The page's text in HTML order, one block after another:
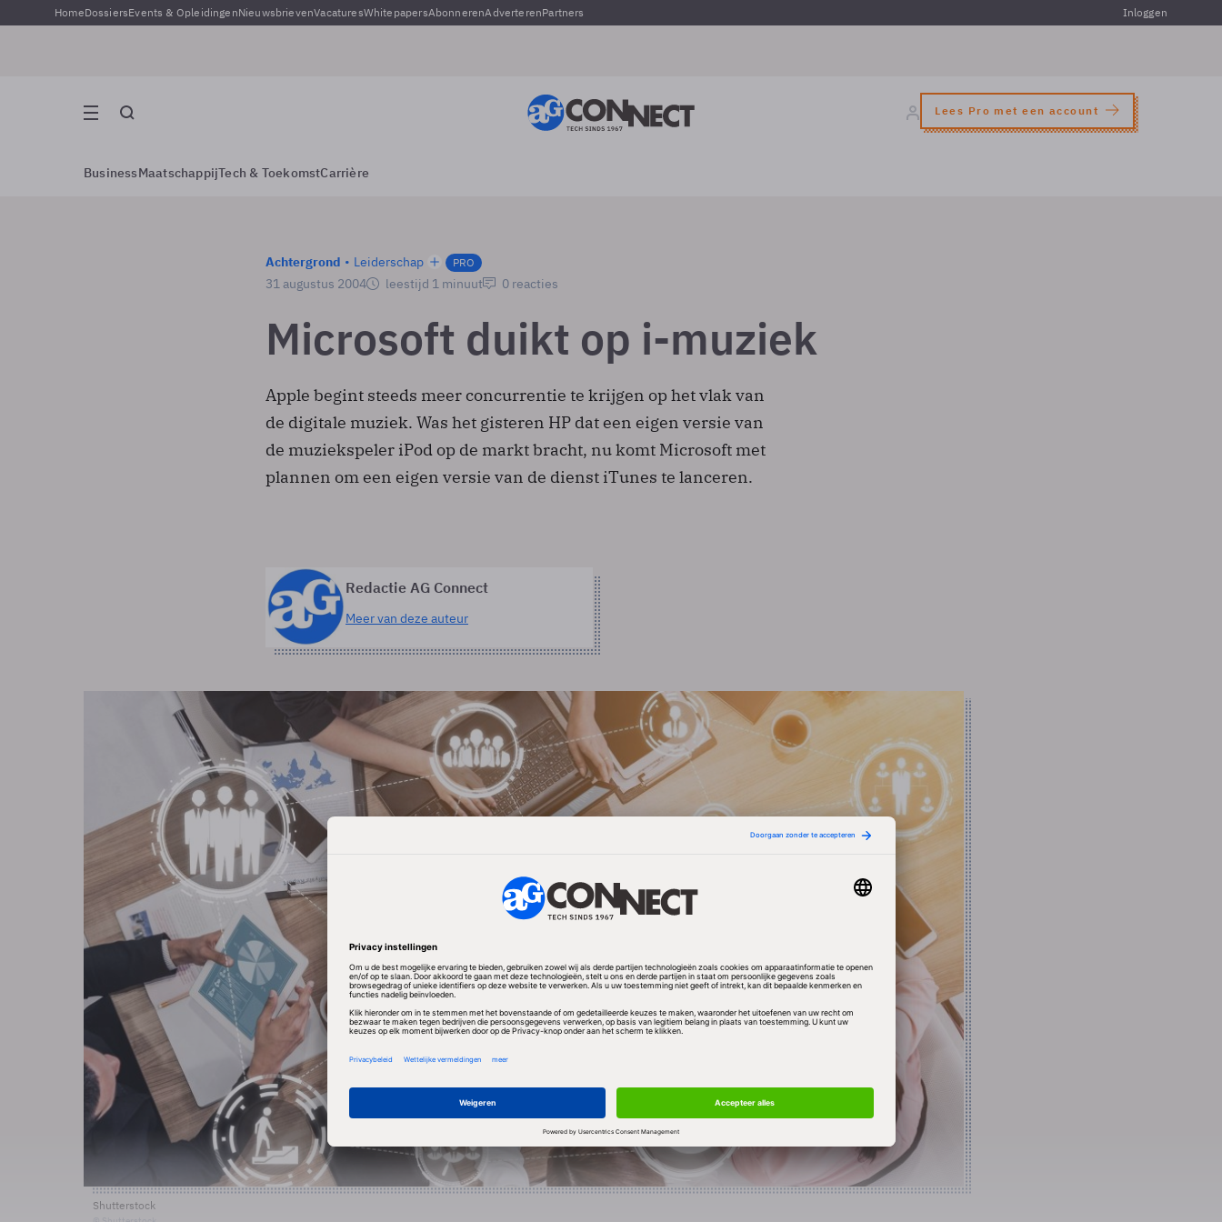
HomeDossiersEvents & OpleidingenNieuwsbrievenVacaturesWhitepapersAbonnerenAdverterenPartners Inloggen
Lees Pro met een account
BusinessMaatschappijTech & ToekomstCarrière
Achtergrond Leiderschap PRO
31 augustus 2004 leestijd 1 minuut 0 reacties
Microsoft duikt op i-muziek
Apple begint steeds meer concurrentie te krijgen op het vlak van
de digitale muziek. Was het gisteren HP dat een eigen versie van
de muziekspeler iPod op de markt bracht, nu komt Microsoft met
plannen om een eigen versie van de dienst iTunes te lanceren.
Redactie AG Connect
Meer van deze auteur
Shutterstock